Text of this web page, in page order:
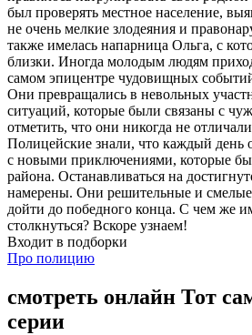
был проверять местное население,
не очень мелкие злодеяния и
также имелась напарница Ольга, с
близки. Иногда молодым людям
самом эпицентре чудовищных
Они превращались в невольных
ситуаций, которые были связаны с
отметить, что они никогда не
Полицейские знали, что каждый день
с новыми приключениями, которые
района. Останавливаться на
намерены. Они решительные и
дойти до победного конца. С чем же
столкнуться? Вскоре узнаем!
Входит в подборки
Про полицию
смотреть онлайн Тот
серии